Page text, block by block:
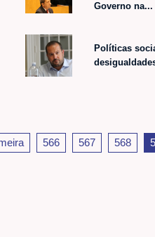
Governo na...
Políticas
566 567 568